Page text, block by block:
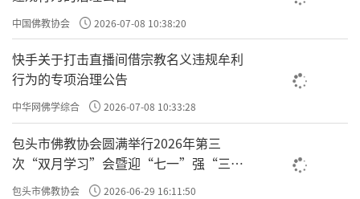
中国佛教协会 2026-07-08 10:38:20
快手关于打击直播间借宗教名义违规牟利
行为的专项治理公告
中华网佛学综合 2026-07-08 10:33:28
包头市佛教协会圆满举行2026年第三
次“双月学习”会暨迎“七一”强“三
爱”主题书画笔会
包头市佛教协会 2026-06-29 16:11:50